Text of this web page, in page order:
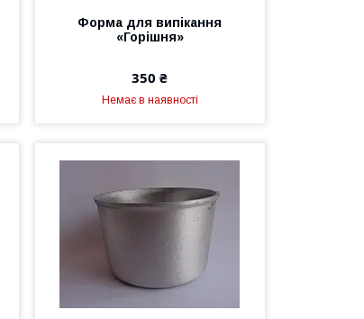
Форма для випікання
«Горішня»
350 ₴
Немає в наявності